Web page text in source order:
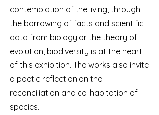
contemplation of the living, through
the borrowing of facts and scientific
data from biology or the theory of
evolution, biodiversity is at the heart
of this exhibition. The works also invite
a poetic reflection on the
reconciliation and co-habitation of
species.